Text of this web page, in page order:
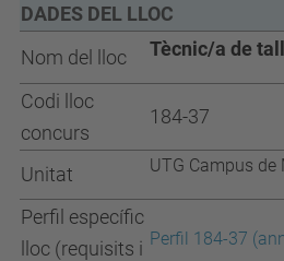
DADES DEL LLOC
Nom del lloc
Tècnic/a de
Codi lloc
concurs
184-37
Unitat UTG Campus de
Perfil específic
lloc (requisits i Perfil 184-37 (a